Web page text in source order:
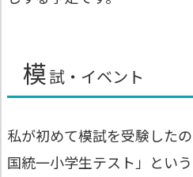
模試・イベント
私が初めて模試を受験した
国統一小学生テスト」とい